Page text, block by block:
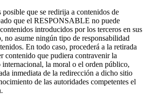
que se redirija a contenidos de
que el RESPONSABLE no puede
introducidos por los terceros en sus
no asume ningún tipo de responsabilidad
En todo caso, procederá a la retirada
contenido que pudiera contravenir la
la moral o el orden público,
inmediata de la redirección a dicho sitio
de las autoridades competentes el